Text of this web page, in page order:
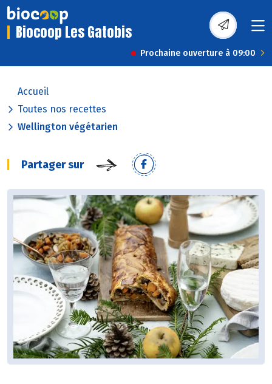
Biocoop Les Gatobis
Prochaine ouverture à 09:00
Accueil
Toutes nos recettes
Wellington végétarien
Partager sur